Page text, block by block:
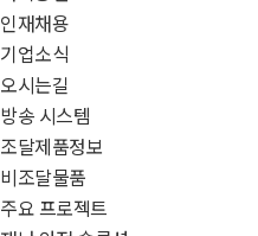
인재채용
기업소식
오시는길
방송 시스템
조달제품정보
비조달물품
주요 프로젝트